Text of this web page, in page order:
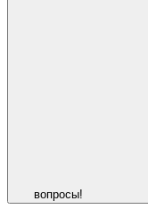
вопросы!